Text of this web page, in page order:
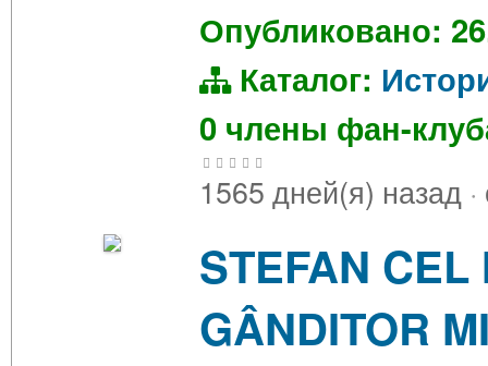
Опубликовано:
Каталог:
0 члены фан-
1565 дней(я) назад ·
STEFAN
GÂNDITOR